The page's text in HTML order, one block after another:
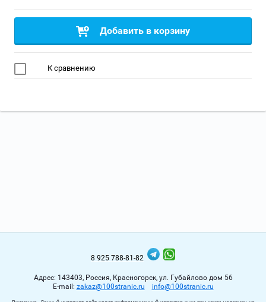
Добавить в корзину
К сравнению
8 925 788-81-82
Адрес: 143403, Россия, Красногорск, ул. Губайлово дом 56
Е-mail: zakaz@100stranic.ru info@100stranic.ru